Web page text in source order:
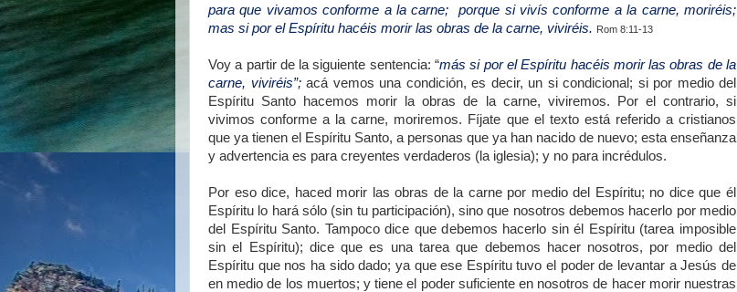
para que vivamos conforme a la carne; porque si vivís conforme a la carne, moriréis;
mas si por el Espíritu hacéis morir las obras de la carne, viviréis. Rom 8:11-13
Voy a partir de la siguiente sentencia: “más si por el Espíritu hacéis morir las obras de la
carne, viviréis”; acá vemos una condición, es decir, un si condicional; si por medio del
Espíritu Santo hacemos morir la obras de la carne, viviremos. Por el contrario, si
vivimos conforme a la carne, moriremos. Fíjate que el texto está referido a cristianos
que ya tienen el Espíritu Santo, a personas que ya han nacido de nuevo; esta enseñanza
y advertencia es para creyentes verdaderos (la iglesia); y no para incrédulos.
Por eso dice, haced morir las obras de la carne por medio del Espíritu; no dice que él
Espíritu lo hará sólo (sin tu participación), sino que nosotros debemos hacerlo por medio
del Espíritu Santo. Tampoco dice que debemos hacerlo sin él Espíritu (tarea imposible
sin el Espíritu); dice que es una tarea que debemos hacer nosotros, por medio del
Espíritu que nos ha sido dado; ya que ese Espíritu tuvo el poder de levantar a Jesús de
en medio de los muertos; y tiene el poder suficiente en nosotros de hacer morir nuestras